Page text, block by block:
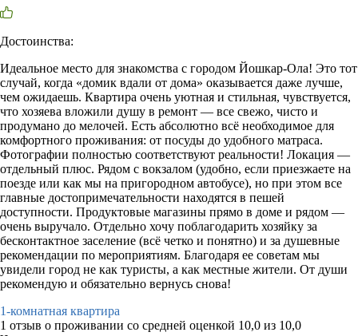
Достоинства:
Идеальное место для знакомства с городом Йошкар-Ола! Это тот
случай, когда «домик вдали от дома» оказывается даже лучше,
чем ожидаешь. Квартира очень уютная и стильная, чувствуется,
что хозяева вложили душу в ремонт — все свежо, чисто и
продумано до мелочей. Есть абсолютно всё необходимое для
комфортного проживания: от посуды до удобного матраса.
Фотографии полностью соответствуют реальности! Локация —
отдельный плюс. Рядом с вокзалом (удобно, если приезжаете на
поезде или как мы на пригородном автобусе), но при этом все
главные достопримечательности находятся в пешей
доступности. Продуктовые магазины прямо в доме и рядом —
очень выручало. Отдельно хочу поблагодарить хозяйку за
бесконтактное заселение (всё четко и понятно) и за душевные
рекомендации по мероприятиям. Благодаря ее советам мы
увидели город не как туристы, а как местные жители. От души
рекомендую и обязательно вернусь снова!
1-комнатная квартира
1 отзыв о проживании со средней оценкой 10,0 из 10,0